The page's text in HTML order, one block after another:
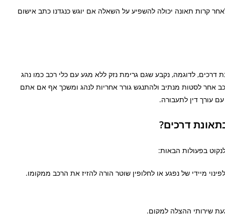
קרות תאונה יכולה להשפיע על השאלה אם יוגש כנגדנו כתב אישום
לדוגמה, נקבע שגם גרימת נזק ללא מגע עם כלי רכב כמו נהג
אחר לסטות מנתיב ולהתנגש גורר אחריות לנהג ומשכך אף אם אתם
עורך דין לתעבורה.
דרכים?
בפעולות הבאות:
מיידי של נפגע או לחלופין שוטר הורה להזיז את הרכב ממקומו.
שירותי ההצלה למקום.